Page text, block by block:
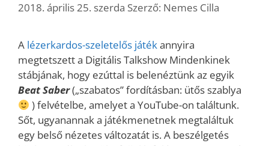
2018. április 25. szerda Szerző: Nemes Cilla
A lézerkardos-szeletelős játékannyira
megtetszett a Digitális Talkshow Mindenkinek
stábjának, hogy ezúttal is belenéztünk az egyik
Beat Saber(„szabatos” fordításban: ütős szablya
) felvételbe, amelyet a YouTube-on találtunk.
Sőt, ugyanannak a játékmenetnek megtaláltuk
egy belső nézetes változatát is. A beszélgetés